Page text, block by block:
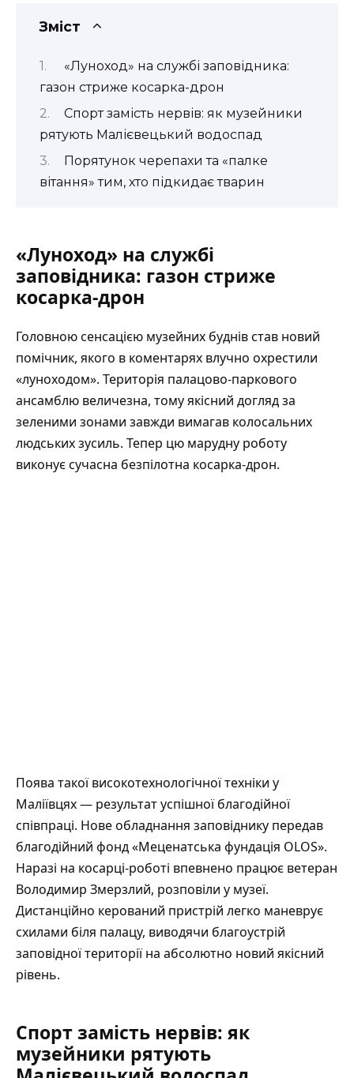
Зміст
«Луноход» на службі заповідника:
газон стриже косарка-дрон
Спорт замість нервів: як музейники
рятують Малієвецький водоспад
Порятунок черепахи та «палке
вітання» тим, хто підкидає тварин
«Луноход» на службі
заповідника: газон стриже
косарка-дрон
Головною сенсацією музейних буднів став новий
помічник, якого в коментарях влучно охрестили
«луноходом». Територія палацово-паркового
ансамблю величезна, тому якісний догляд за
зеленими зонами завжди вимагав колосальних
людських зусиль. Тепер цю марудну роботу
виконує сучасна безпілотна косарка-дрон.
Поява такої високотехнологічної техніки у
Маліївцях — результат успішної благодійної
співпраці. Нове обладнання заповіднику передав
благодійний фонд «Меценатська фундація OLOS».
Наразі на косарці-роботі впевнено працює ветеран
Володимир Змерзлий, розповіли у музеї.
Дистанційно керований пристрій легко маневрує
схилами біля палацу, виводячи благоустрій
заповідної території на абсолютно новий якісний
рівень.
Спорт замість нервів: як
музейники рятують